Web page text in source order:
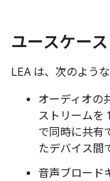
ユースケース
LEA は、次のよう
オーディオの
ストリームを
で同時に共有
たデバイス間
音声ブロード